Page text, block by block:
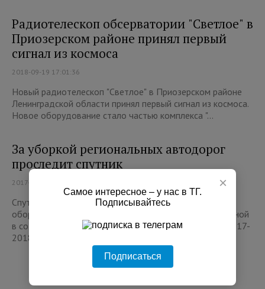
Радиотелескоп обсерватории "Светлое" в
Приозерском районе принял первый
сигнал из космоса
2018-09-19 17:01:36
Новый радиотелескоп "Светлое" в Приозерском районе
Ленинградской области принял первый сигнал из космоса.
Новое оборудование стало частью комплекса "...
За уборкой региональных автодорог
проследит спутник
2017-11-14 16:53:59
Спутниковая система ЭРА-ГЛОНАСС, которой
оборудованы все машины спецтехники, задействованной
в содержании региональных трасс в зимний период 2017-
2018...
×
Самое интересное – у нас в ТГ.
Подписывайтесь
Подписаться